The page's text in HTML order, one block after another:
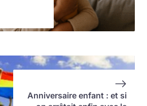
Anniversaire enfant : et si